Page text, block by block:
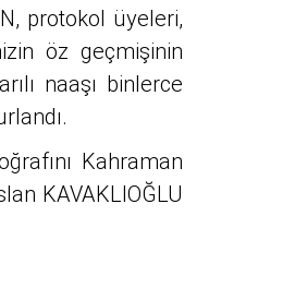
protokol üyeleri,
öz geçmişinin
naaşı binlerce
Kahraman
KAVAKLIOĞLU